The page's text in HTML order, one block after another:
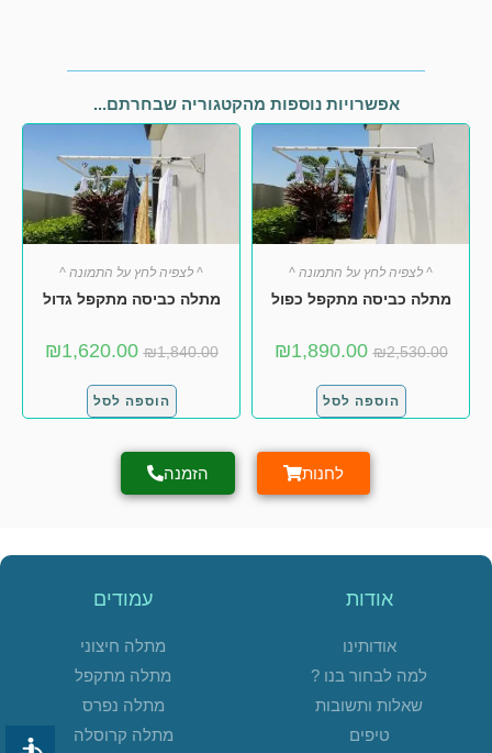
אפשרויות נוספות מהקטגוריה שבחרתם...
^ לצפיה לחץ על התמונה ^
מתלה כביסה מתקפל כפול
₪2,530.00
₪1,890.00
הוספה לסל
^ לצפיה לחץ על התמונה ^
מתלה כביסה מתקפל גדול
₪1,840.00
₪1,620.00
הוספה לסל
לחנות הזמנה
אודות
אודותינו
למה לבחור בנו ?
שאלות ותשובות
טיפים
עמודים
מתלה חיצוני
מתלה מתקפל
מתלה נפרס
מתלה קרוסלה